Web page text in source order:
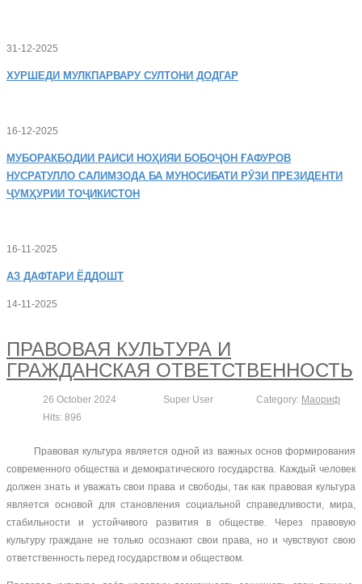
31-12-2025
ХУРШЕДИ МУЛКПАРВАРУ СУЛТОНИ ДОДГАР
16-12-2025
МУБОРАКБОДИИ РАИСИ НОҲИЯИ БОБОҶОН ҒАФУРОВ
НУСРАТУЛЛО САЛИМЗОДА БА МУНОСИБАТИ РӮЗИ ПРЕЗИДЕНТИ
ҶУМҲУРИИ ТОҶИКИСТОН
16-11-2025
АЗ ДАФТАРИ ЁДДОШТ
14-11-2025
ПРАВОВАЯ КУЛЬТУРА И
ГРАЖДАНСКАЯ ОТВЕТСТВЕННОСТЬ
26 October 2024 Super User Category: Маориф
Hits: 896
Правовая культура является одной из важных основ формирования
современного общества и демократического государства. Каждый человек
должен знать и уважать свои права и свободы, так как правовая культура
является основой для становления социальной справедливости, мира,
стабильности и устойчивого развития в обществе. Через правовую
культуру граждане не только осознают свои права, но и чувствуют свою
ответственность перед государством и обществом.